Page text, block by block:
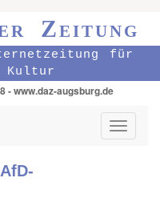
Zeitung
für
- www.daz-augsburg.de
Toggle